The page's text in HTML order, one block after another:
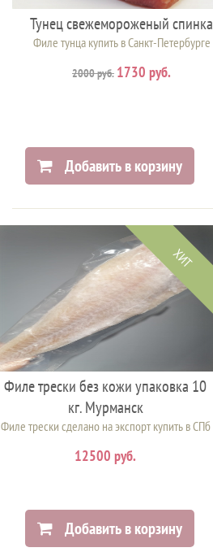
Тунец свежемороженый спинка
Филе тунца купить в Санкт-Петербурге
2000 руб. 1730 руб.
Добавить в корзину
ХИТ
Филе трески без кожи упаковка 10
кг. Мурманск
Филе трески сделано на экспорт купить в СПб
12500 руб.
Добавить в корзину